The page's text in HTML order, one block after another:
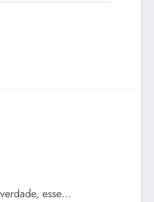
esse…